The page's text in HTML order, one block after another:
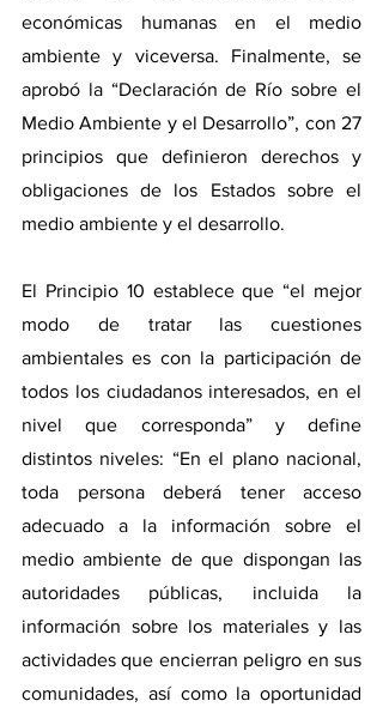
económicas humanas en el medio
ambiente y viceversa. Finalmente, se
aprobó la “Declaración de Río sobre el
Medio Ambiente y el Desarrollo”, con 27
principios que definieron derechos y
obligaciones de los Estados sobre el
medio ambiente y el desarrollo.
El Principio 10 establece que “el mejor
modo de tratar las cuestiones
ambientales es con la participación de
todos los ciudadanos interesados, en el
nivel que corresponda” y define
distintos niveles: “En el plano nacional,
toda persona deberá tener acceso
adecuado a la información sobre el
medio ambiente de que dispongan las
autoridades públicas, incluida la
información sobre los materiales y las
actividades que encierran peligro en sus
comunidades, así como la oportunidad